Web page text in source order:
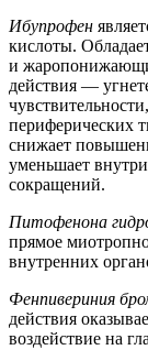
Ибупрофен
кислоты.
и
действия —
периферических
снижает
уменьшает
сокращений.
Питофенона
прямое
внутренних
Фенпивериния
действия
воздействие на